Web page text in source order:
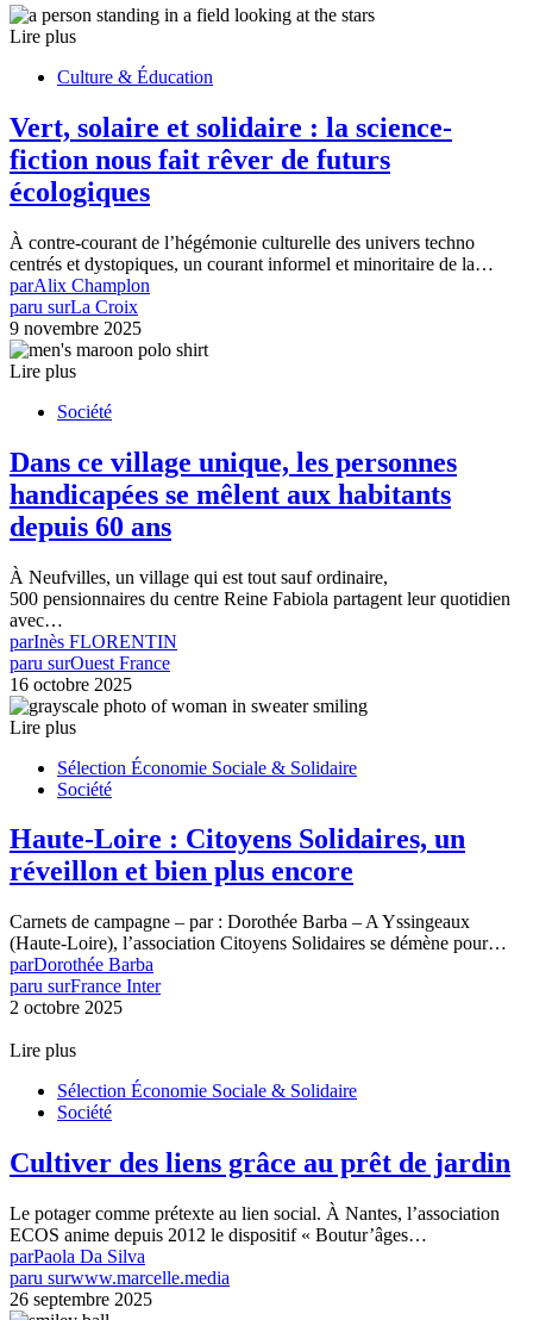
Lire plus
Culture & Éducation
Vert, solaire et solidaire : la science-
fiction nous fait rêver de futurs
écologiques
À contre-courant de l’hégémonie culturelle des univers techno
centrés et dystopiques, un courant informel et minoritaire de la…
parAlix Champlon
paru surLa Croix
9 novembre 2025
Lire plus
Société
Dans ce village unique, les personnes
handicapées se mêlent aux habitants
depuis 60 ans
À Neufvilles, un village qui est tout sauf ordinaire,
500 pensionnaires du centre Reine Fabiola partagent leur quotidien
avec…
parInès FLORENTIN
paru surOuest France
16 octobre 2025
Lire plus
Sélection Économie Sociale & Solidaire
Société
Haute-Loire : Citoyens Solidaires, un
réveillon et bien plus encore
Carnets de campagne – par : Dorothée Barba – A Yssingeaux
(Haute-Loire), l’association Citoyens Solidaires se démène pour…
parDorothée Barba
paru surFrance Inter
2 octobre 2025
Lire plus
Sélection Économie Sociale & Solidaire
Société
Cultiver des liens grâce au prêt de jardin
Le potager comme prétexte au lien social. À Nantes, l’association
ECOS anime depuis 2012 le dispositif « Boutur’âges…
parPaola Da Silva
paru surwww.marcelle.media
26 septembre 2025